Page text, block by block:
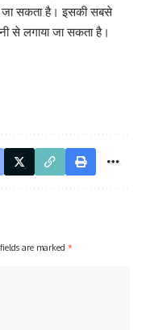
जा सकता है। इसकी सबसे
से लगाया जा सकता है।
are marked *